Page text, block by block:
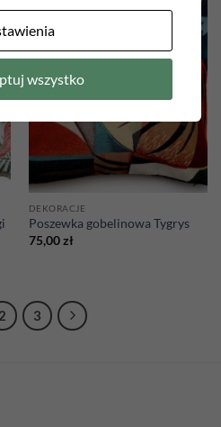
DEKORACJE
Poszewka gobelinowa Tygrys
75,00zł
2 3
wszystko